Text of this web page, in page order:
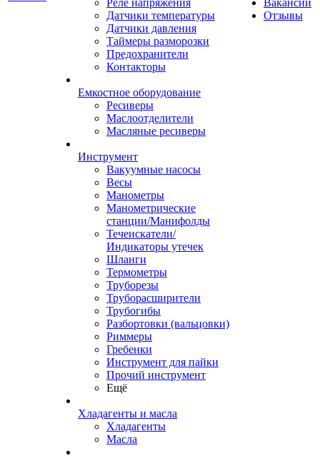
Реле напряжения
Датчики температуры
Датчики давления
Таймеры разморозки
Предохранители
Контакторы
Емкостное оборудование
Ресиверы
Маслоотделители
Масляные ресиверы
Инструмент
Вакуумные насосы
Весы
Манометры
Манометрические
станции/Манифолды
Течеискатели/
Индикаторы утечек
Шланги
Термометры
Труборезы
Труборасширители
Трубогибы
Разбортовки (вальцовки)
Риммеры
Гребенки
Инструмент для пайки
Прочий инструмент
Ещё
Хладагенты и масла
Хладагенты
Масла
Вакансии
Отзывы